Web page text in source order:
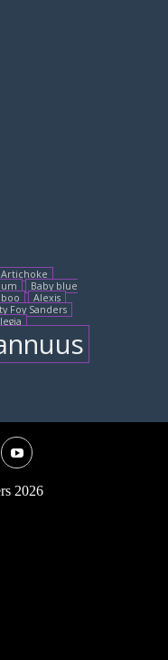
Artichoke
Baby blue
Alexis
Foy Sanders
2026